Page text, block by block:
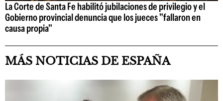
La Corte de Santa Fe habilitó jubilaciones de privilegio y el
Gobierno provincial denuncia que los jueces "fallaron en
causa propia"
MÁS NOTICIAS DE ESPAÑA